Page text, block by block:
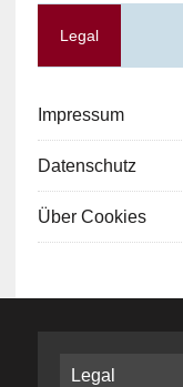
Legal
Impressum
Datenschutz
Über Cookies
Legal